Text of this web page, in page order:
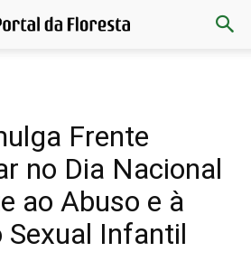
Frente
no Dia Nacional
ao Abuso e à
Sexual Infantil